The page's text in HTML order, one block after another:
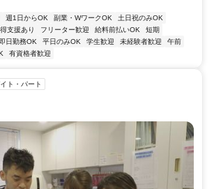
週1日からOK 副業・WワークOK
土日祝のみOK
支援あり フリーター歓迎 給料前払いOK
短期
即日勤務OK 平日のみOK 学生歓迎 未経験者歓迎
午前
有資格者歓迎
ト・パート